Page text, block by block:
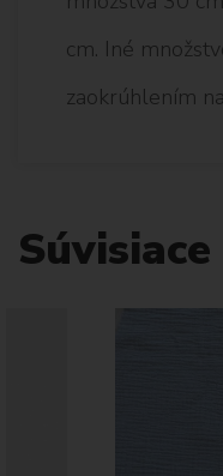
cm. Iné
zaokrúhlením